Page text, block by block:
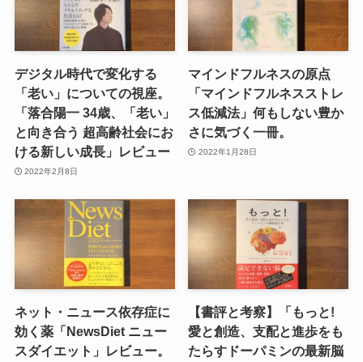
デジタル時代で変化する
「老い」についての視座。
「落合陽一 34歳、「老い」
と向き合う 超高齢社会にお
ける新しい成長」レビュー
2022年2月8日
マインドフルネスの原点
「マインドフルネスストレ
ス低減法」何もしない豊か
さに気づく一冊。
2022年1月28日
ネット・ニュース依存症に
効く薬「NewsDiet ニュー
スダイエット」レビュー。
【書評と考察】「もっと!
愛と創造、支配と進歩をも
たらすドーパミンの最新脳